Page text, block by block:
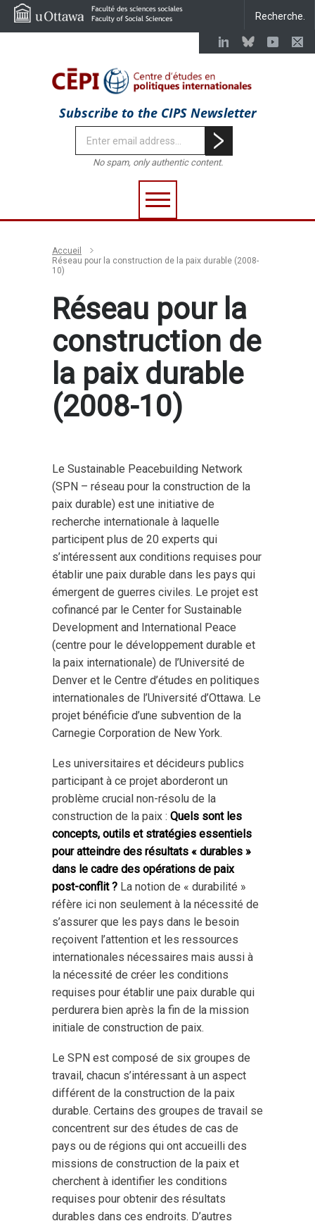
Subscribe to the CIPS Newsletter
No spam, only authentic content.
Accueil
Réseau pour la construction de la paix durable (2008-
10)
Réseau pour la
construction de
la paix durable
(2008-10)
Le Sustainable Peacebuilding Network
(SPN – réseau pour la construction de la
paix durable) est une initiative de
recherche internationale à laquelle
participent plus de 20 experts qui
s’intéressent aux conditions requises pour
établir une paix durable dans les pays qui
émergent de guerres civiles. Le projet est
cofinancé par le Center for Sustainable
Development and International Peace
(centre pour le développement durable et
la paix internationale) de l’Université de
Denver et le Centre d’études en politiques
internationales de l’Université d’Ottawa. Le
projet bénéficie d’une subvention de la
Carnegie Corporation de New York.
Les universitaires et décideurs publics
participant à ce projet aborderont un
problème crucial non-résolu de la
construction de la paix : Quels sont les
concepts, outils et stratégies essentiels
pour atteindre des résultats « durables »
dans le cadre des opérations de paix
post-conflit ? La notion de « durabilité »
réfère ici non seulement à la nécessité de
s’assurer que les pays dans le besoin
reçoivent l’attention et les ressources
internationales nécessaires mais aussi à
la nécessité de créer les conditions
requises pour établir une paix durable qui
perdurera bien après la fin de la mission
initiale de construction de paix.
Le SPN est composé de six groupes de
travail, chacun s’intéressant à un aspect
différent de la construction de la paix
durable. Certains des groupes de travail se
concentrent sur des études de cas de
pays ou de régions qui ont accueilli des
missions de construction de la paix et
cherchent à identifier les conditions
requises pour obtenir des résultats
durables dans ces endroits. D’autres